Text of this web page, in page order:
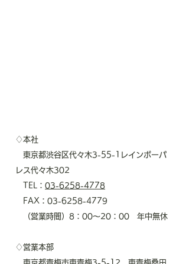
♢本社
東京都渋谷区代々木3-55-1レインボーパ
レス代々木302
TEL： 03-6258-4778
FAX：03-6258-4779
（営業時間）8：00～20：00 年中無休
♢営業本部